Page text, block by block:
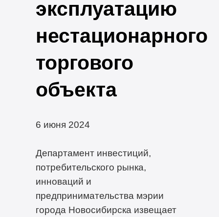
эксплуатацию
нестационарного
торгового
объекта
6 июня 2024
Департамент инвестиций,
потребительского рынка,
инноваций и
предпринимательства мэрии
города Новосибирска извещает